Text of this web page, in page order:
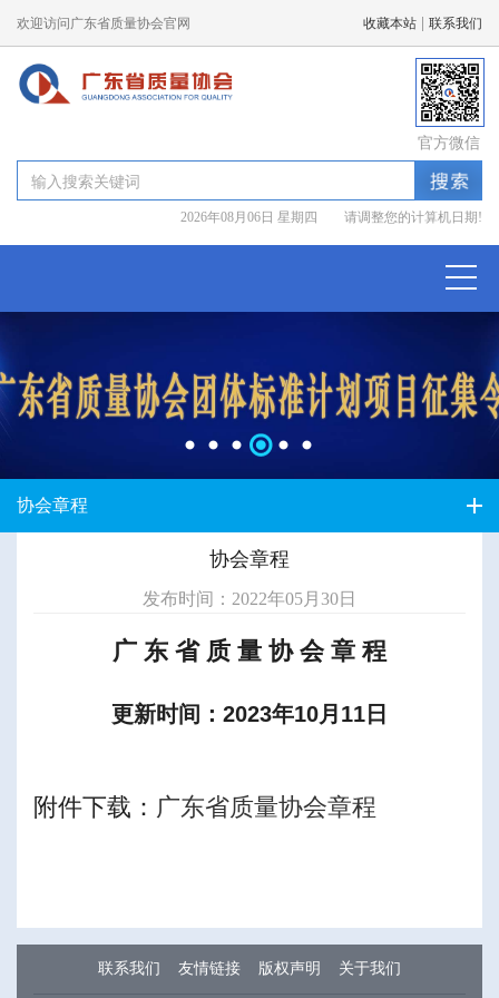
欢迎访问广东省质量协会官网 收藏本站 联系我们
官方微信
2026年08月06日 星期四 请调整您的计算机日期!
协会章程
协会章程
发布时间：2022年05月30日
广 东 省 质 量 协 会 章 程
更新时间：2023年10月11日
附件下载： 广东省质量协会章程
联系我们 友情链接 版权声明 关于我们